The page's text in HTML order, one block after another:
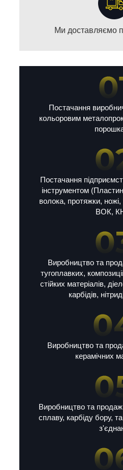
Ми доставляємо
Постачання
кольоровим
Постачання
інструментом
волока, протяжки,
ВОК,
Виробництво та
тугоплавких,
стійких матеріалів,
карбідів,
Виробництво та
керамічних
Виробництво та продаж
сплаву, карбіду бору,